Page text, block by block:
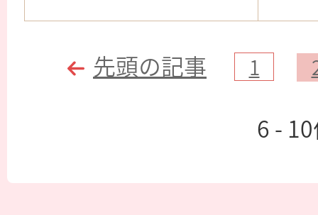
先頭の記事 1
6 -